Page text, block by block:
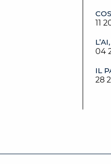
11
04
IL
28